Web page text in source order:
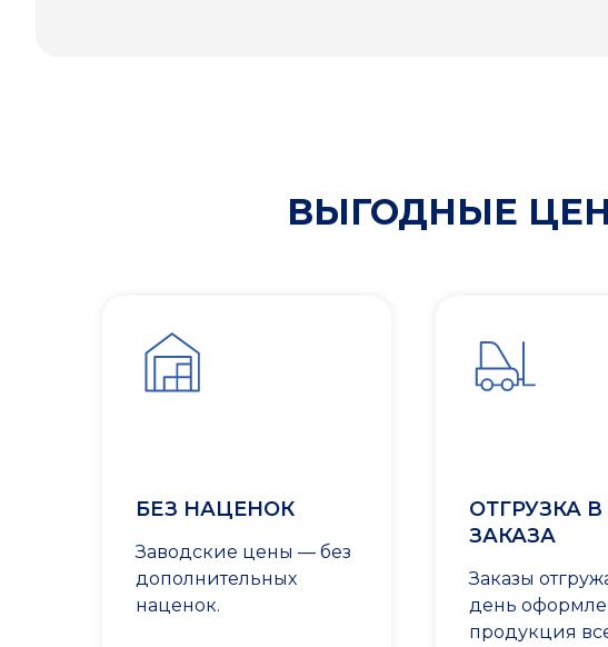
ВЫГОДНЫЕ
БЕЗ НАЦЕНОК
Заводские цены — без
дополнительных
наценок.
ОТГРУЗКА
ЗАКАЗА
Заказы
день
продукция